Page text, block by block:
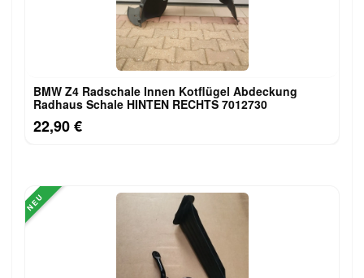
BMW Z4 Radschale Innen Kotflügel Abdeckung
Radhaus Schale HINTEN RECHTS 7012730
22,90 €
NEU